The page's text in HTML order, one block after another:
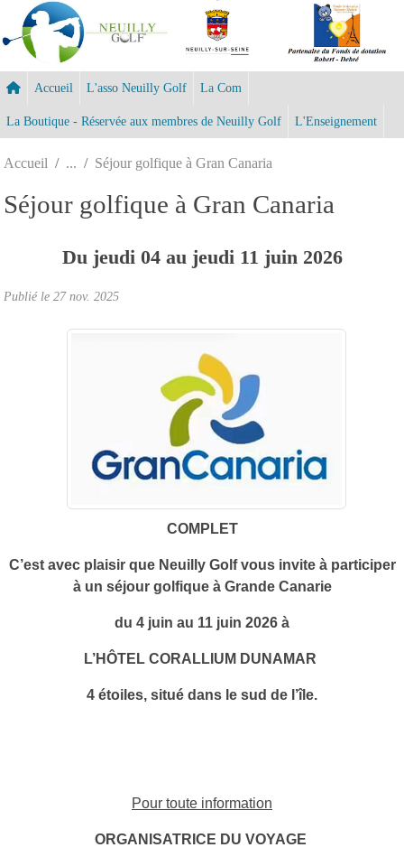
Accueil L'asso Neuilly Golf La Com
La Boutique - Réservée aux membres de Neuilly Golf L'Enseignement
Accueil Séjour golfique à Gran Canaria
Séjour golfique à Gran Canaria
Du jeudi 04au jeudi 11 juin 2026
Publié le 27 nov. 2025
COMPLET
C’est avec plaisir que Neuilly Golf vous invite à participer
à un séjour golfique à Grande Canarie
du 4 juin au 11 juin 2026 à
L’HÔTEL CORALLIUM DUNAMAR
4 étoiles, situé dans le sud de l’île.
Pour toute information
ORGANISATRICE DU VOYAGE
Panneau de gestion des cookies